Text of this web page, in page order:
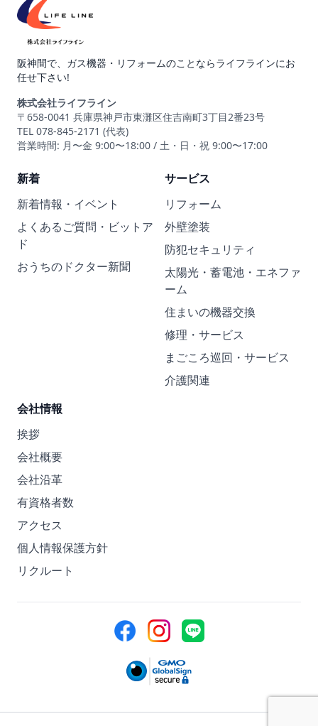
阪神間で、ガス機器・リフォームのことならライフラインにお
任せ下さい!
株式会社ライフライン
〒658-0041 兵庫県神戸市東灘区住吉南町3丁目2番23号
TEL 078-845-2171 (代表)
営業時間: 月〜金 9:00〜18:00 / 土・日・祝 9:00〜17:00
新着
新着情報・イベント
よくあるご質問・ビットア
ド
おうちのドクター新聞
サービス
リフォーム
外壁塗装
防犯セキュリティ
太陽光・蓄電池・エネファ
ーム
住まいの機器交換
修理・サービス
まごころ巡回・サービス
介護関連
会社情報
挨拶
会社概要
会社沿革
有資格者数
アクセス
個人情報保護方針
リクルート